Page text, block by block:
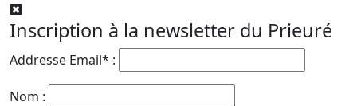
Inscription à la newsletter du Prieuré
Addresse Email* :
Nom :